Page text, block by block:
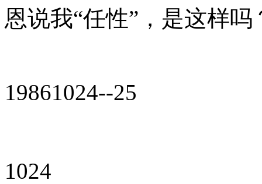
恩说我“任性”，是这样吗
19861024--25
1024